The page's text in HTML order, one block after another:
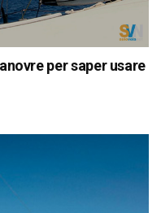
per saper usare